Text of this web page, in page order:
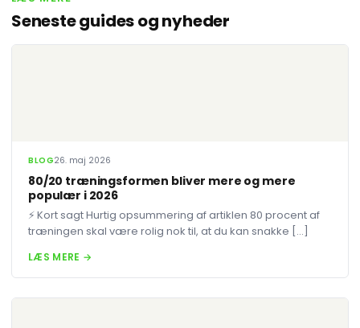
Seneste guides og nyheder
BLOG26. maj 2026
80/20 træningsformen bliver mere og mere
populær i 2026
⚡ Kort sagt Hurtig opsummering af artiklen 80 procent af
træningen skal være rolig nok til, at du kan snakke […]
LÆS MERE →